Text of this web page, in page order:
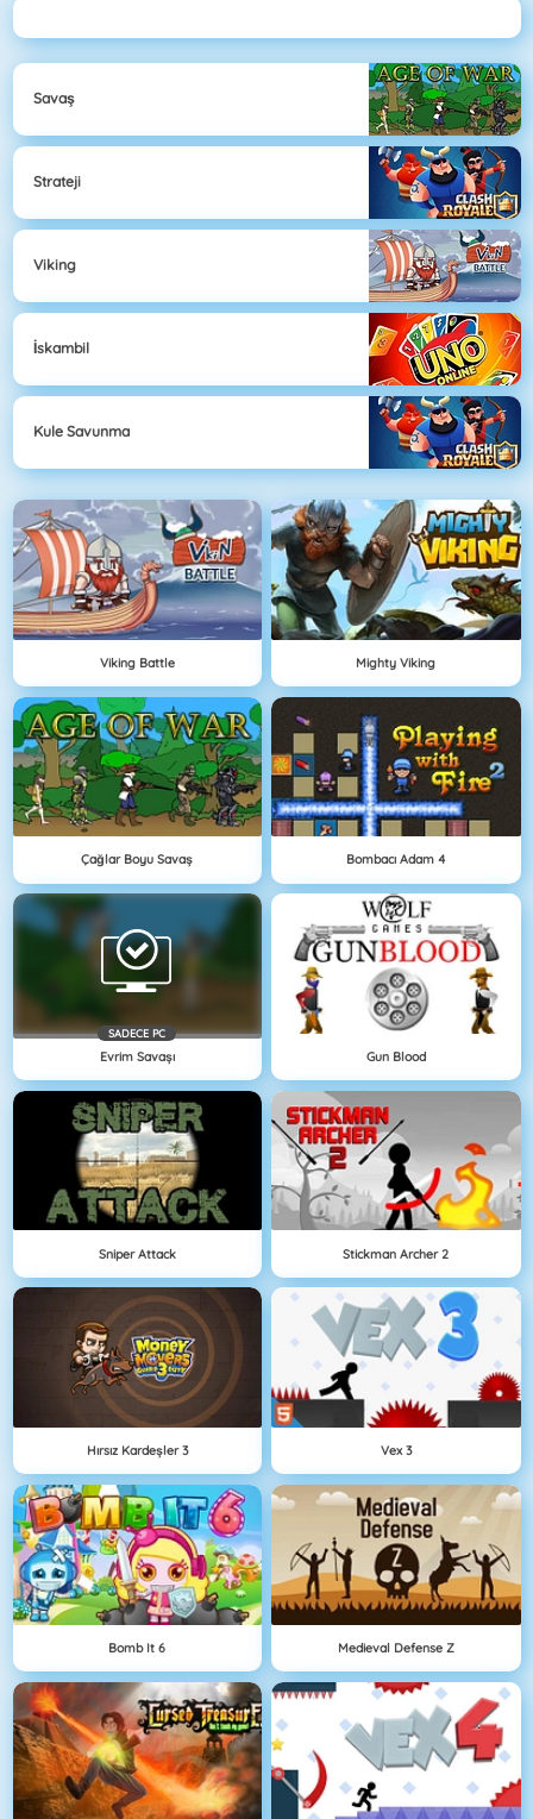
Savaş
Strateji
Viking
İskambil
Kule Savunma
Viking Battle Mighty Viking
Çağlar Boyu Savaş Bombacı Adam 4
SADECE PC
Evrim Savaşı Gun Blood
Sniper Attack Stickman Archer 2
Hırsız Kardeşler 3 Vex 3
Bomb It 6 Medieval Defense Z